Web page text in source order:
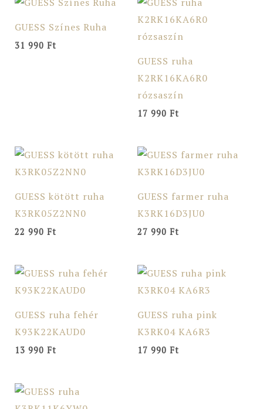
GUESS Színes Ruha
31 990 Ft
GUESS ruha
K2RK16KA6R0
rózsaszín
17 990 Ft
GUESS kötött ruha
K3RK05Z2NN0
22 990 Ft
GUESS farmer ruha
K3RK16D3JU0
27 990 Ft
GUESS ruha fehér
K93K22KAUD0
13 990 Ft
GUESS ruha pink
K3RK04 KA6R3
17 990 Ft